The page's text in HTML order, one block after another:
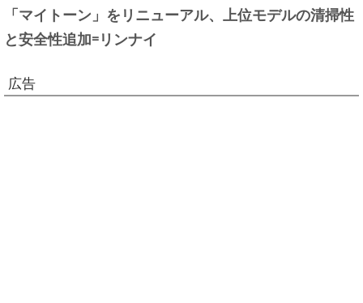
「マイトーン」をリニューアル、上位モデルの清掃性
と安全性追加=リンナイ
広告